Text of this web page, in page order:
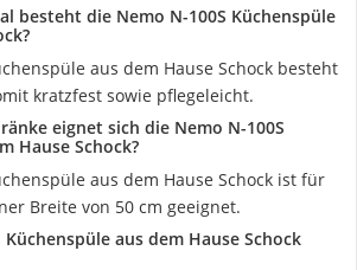
besteht die Nemo N-100S Küchenspüle
aus dem Hause Schock besteht
kratzfest sowie pflegeleicht.
eignet sich die Nemo N-100S
Hause Schock?
aus dem Hause Schock ist für
Breite von 50 cm geeignet.
aus dem Hause Schock